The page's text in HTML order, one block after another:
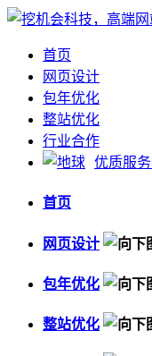
首页
网页设计
包年优化
整站优化
行业合作
优质服务
首页
网页设计
包年优化
整站优化